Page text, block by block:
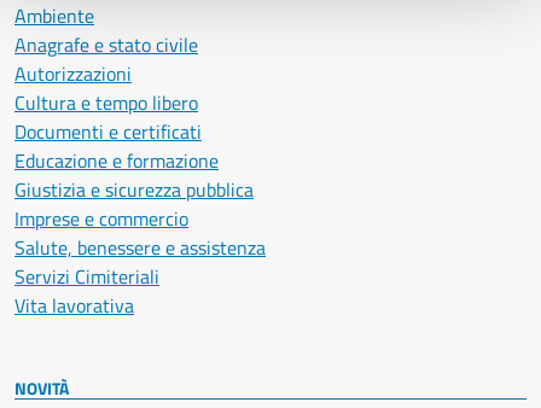
Ambiente
Anagrafe e stato civile
Autorizzazioni
Cultura e tempo libero
Documenti e certificati
Educazione e formazione
Giustizia e sicurezza pubblica
Imprese e commercio
Salute, benessere e assistenza
Servizi Cimiteriali
Vita lavorativa
NOVITÀ